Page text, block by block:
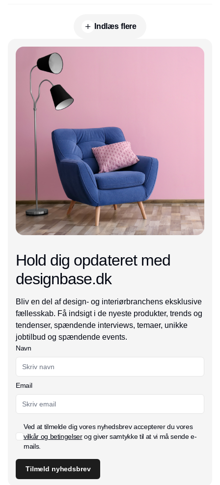
Indlæs flere
Annonce
Hold dig opdateret med
designbase.dk
Bliv en del af design- og interiørbranchens eksklusive
fællesskab. Få indsigt i de nyeste produkter, trends og
tendenser, spændende interviews, temaer, unikke
jobtilbud og spændende events.
Navn
Email
Ved at tilmelde dig vores nyhedsbrev accepterer du vores
vilkår og betingelserog giver samtykke til at vi må sende e-
mails.
Tilmeld nyhedsbrev